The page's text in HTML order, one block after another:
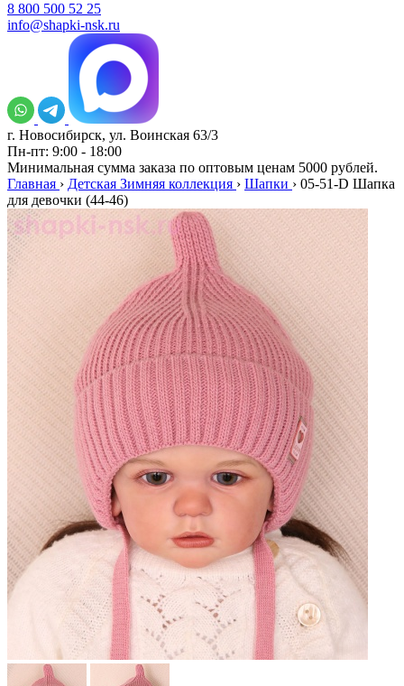
8 800 500 52 25
info@shapki-nsk.ru
г. Новосибирск, ул. Воинская 63/3
Пн-пт: 9:00 - 18:00
Минимальная сумма заказа по оптовым ценам 5000 рублей.
Главная › Детская Зимняя коллекция › Шапки › 05-51-D Шапка
для девочки (44-46)